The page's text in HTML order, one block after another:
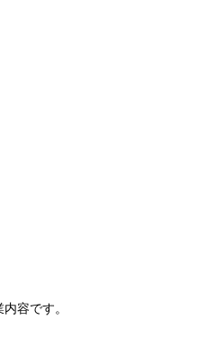
容です。